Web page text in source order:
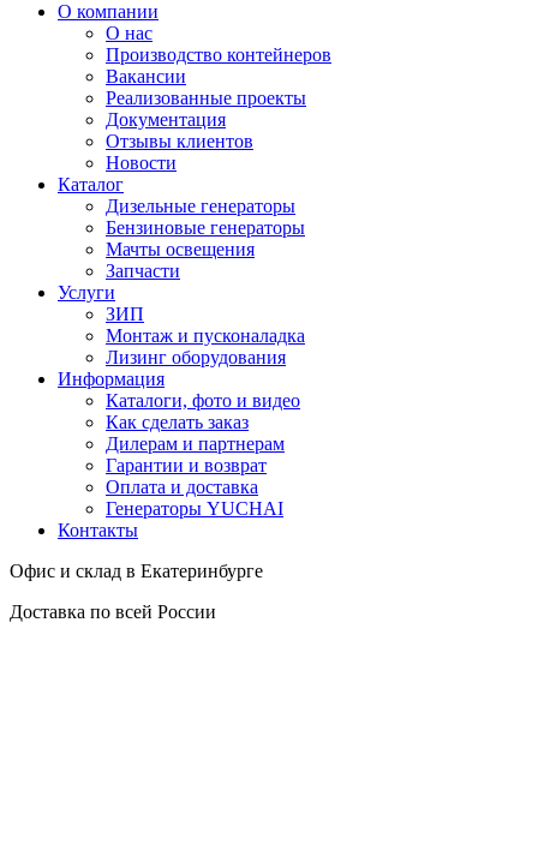
О компании
О нас
Производство контейнеров
Вакансии
Реализованные проекты
Документация
Отзывы клиентов
Новости
Каталог
Дизельные генераторы
Бензиновые генераторы
Мачты освещения
Запчасти
Услуги
ЗИП
Монтаж и пусконаладка
Лизинг оборудования
Информация
Каталоги, фото и видео
Как сделать заказ
Дилерам и партнерам
Гарантии и возврат
Оплата и доставка
Генераторы YUCHAI
Контакты
Офис и склад в Екатеринбурге
Доставка по всей России